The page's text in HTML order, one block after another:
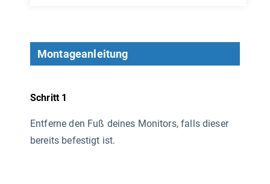
Montageanleitung
Schritt 1
Entferne den Fuß deines Monitors, falls dieser
bereits befestigt ist.